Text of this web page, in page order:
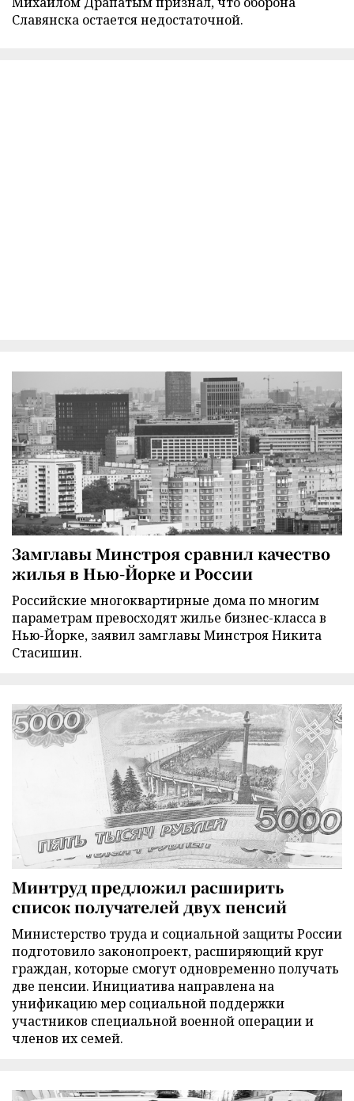
Славянска остается недостаточной.
Замглавы Минстроя сравнил качество
жилья в Нью-Йорке и России
Российские многоквартирные дома по многим
параметрам превосходят жилье бизнес-класса в
Нью-Йорке, заявил замглавы Минстроя Никита
Стасишин.
Минтруд предложил расширить
список получателей двух пенсий
Министерство труда и социальной защиты России
подготовило законопроект, расширяющий круг
граждан, которые смогут одновременно получать
две пенсии. Инициатива направлена на
унификацию мер социальной поддержки
участников специальной военной операции и
членов их семей.